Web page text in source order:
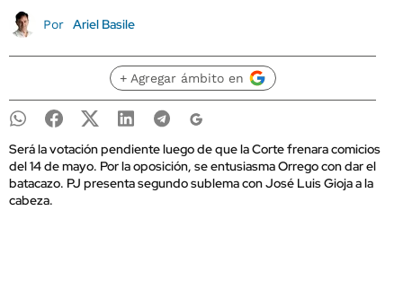
Por Ariel Basile
+ Agregar ámbito en
Será la votación pendiente luego de que la Corte frenara comicios
del 14 de mayo. Por la oposición, se entusiasma Orrego con dar el
batacazo. PJ presenta segundo sublema con José Luis Gioja a la
cabeza.